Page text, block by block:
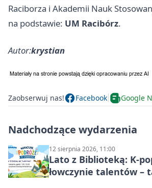
Raciborza i Akademii Nauk
na podstawie: UM Racibórz.
Autor:krystian
Zaobserwuj nas! Facebook Google
Nadchodzące wydarzenia
12 sierpnia 2026, 11:00
Lato z Biblioteką: K-
łowczynie talentów –